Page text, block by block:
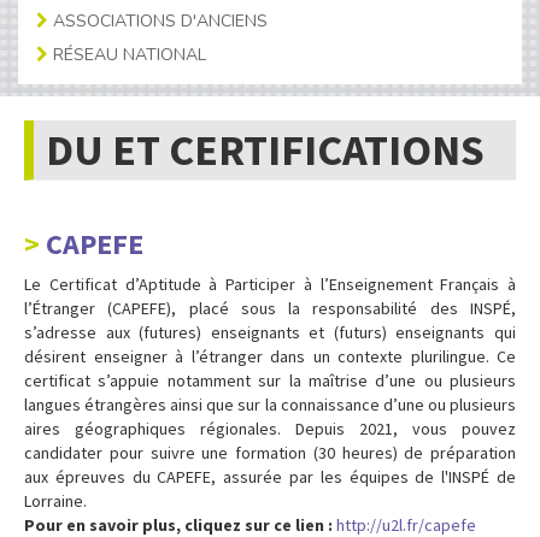
ASSOCIATIONS D'ANCIENS
RÉSEAU NATIONAL
DU ET CERTIFICATIONS
CAPEFE
Le Certificat d’Aptitude à Participer à l’Enseignement Français à
l’Étranger (CAPEFE), placé sous la responsabilité des INSPÉ,
s’adresse aux (futures) enseignants et (futurs) enseignants qui
désirent enseigner à l’étranger dans un contexte plurilingue. Ce
certificat s’appuie notamment sur la maîtrise d’une ou plusieurs
langues étrangères ainsi que sur la connaissance d’une ou plusieurs
aires géographiques régionales. Depuis 2021, vous pouvez
candidater pour suivre une formation (30 heures) de préparation
aux épreuves du CAPEFE, assurée par les équipes de l'INSPÉ de
Lorraine.
Pour en savoir plus, cliquez sur ce lien : http://u2l.fr/capefe